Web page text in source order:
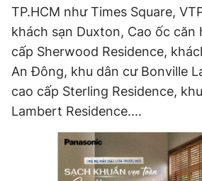
TP.HCM như Times Square,
khách sạn Duxton, Cao ốc căn
cấp Sherwood Residence,
An Đông, khu dân cư Bonville
cao cấp Sterling Residence,
Lambert Residence....